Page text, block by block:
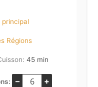
principal
Régions
45minutes
min
– +